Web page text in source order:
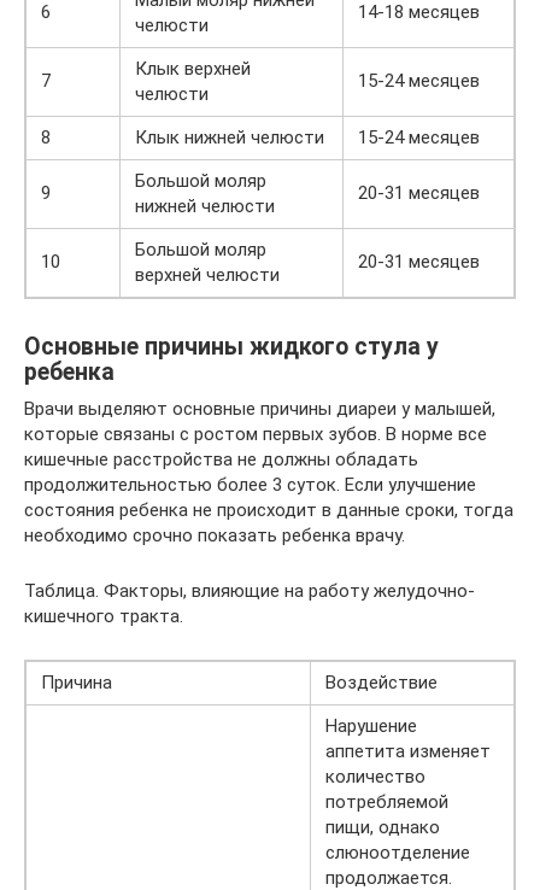
6
челюсти
14-18 месяцев
7
Клык верхней
челюсти
15-24 месяцев
8 Клык нижней челюсти 15-24 месяцев
9
Большой моляр
нижней челюсти
20-31 месяцев
10
Большой моляр
верхней челюсти
20-31 месяцев
Основные причины жидкого стула у
ребенка
Врачи выделяют основные причины диареи у малышей,
которые связаны с ростом первых зубов. В норме все
кишечные расстройства не должны обладать
продолжительностью более 3 суток. Если улучшение
состояния ребенка не происходит в данные сроки, тогда
необходимо срочно показать ребенка врачу.
Таблица. Факторы, влияющие на работу желудочно-
кишечного тракта.
Причина
Воздействие
Нарушение
аппетита изменяет
количество
потребляемой
пищи, однако
слюноотделение
продолжается.